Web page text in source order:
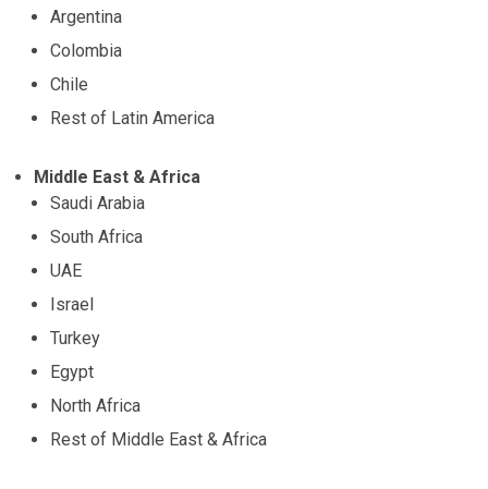
Argentina
Colombia
Chile
Rest of Latin America
Middle East & Africa
Saudi Arabia
South Africa
UAE
Israel
Turkey
Egypt
North Africa
Rest of Middle East & Africa